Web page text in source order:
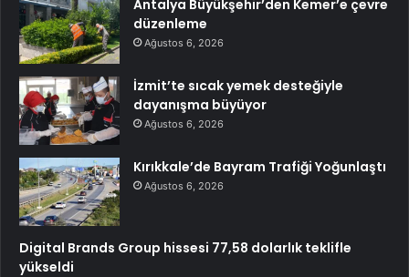
Antalya Büyükşehir’den Kemer’e çevre
düzenleme
Ağustos 6, 2026
İzmit’te sıcak yemek desteğiyle
dayanışma büyüyor
Ağustos 6, 2026
Kırıkkale’de Bayram Trafiği Yoğunlaştı
Ağustos 6, 2026
Digital Brands Group hissesi 77,58 dolarlık teklifle
yükseldi